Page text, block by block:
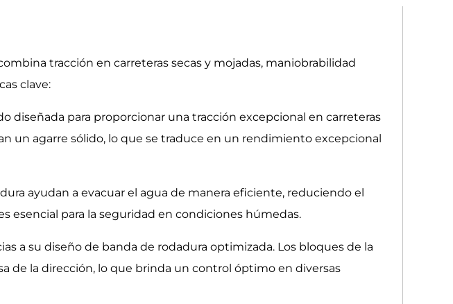
tracción en carreteras secas y mojadas, maniobrabilidad
clave:
diseñada para proporcionar una tracción excepcional en carreteras
un agarre sólido, lo que se traduce en un rendimiento excepcional
ayudan a evacuar el agua de manera eficiente, reduciendo el
esencial para la seguridad en condiciones húmedas.
a su diseño de banda de rodadura optimizada. Los bloques de la
de la dirección, lo que brinda un control óptimo en diversas